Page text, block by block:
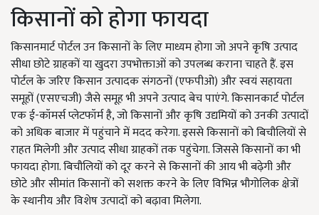
किसानों को होगा फायदा
किसानमार्ट पोर्टल उन किसानों के लिए माध्यम होगा जो अपने कृषि उत्पाद
सीधा छोटे ग्राहकों या खुदरा उपभोक्ताओं को उपलब्ध कराना चाहते हैं. इस
पोर्टल के जरिए किसान उत्पादक संगठनों (एफपीओ) और स्वयं सहायता
समूहों (एसएचजी) जैसे समूह भी अपने उत्पाद बेच पाएंगे. किसानकार्ट पोर्टल
एक ई-कॉमर्स प्लेटफॉर्म है, जो किसानों और कृषि उद्यमियों को उनकी उत्पादों
को अधिक बाजार में पहुंचाने में मदद करेगा. इससे किसानों को बिचौलियों से
राहत मिलेगी और उत्पाद सीधा ग्राहकों तक पहुंचेगा. जिससे किसानों का भी
फायदा होगा. बिचौलियों को दूर करने से किसानों की आय भी बढ़ेगी और
छोटे और सीमांत किसानों को सशक्त करने के लिए विभिन्न भौगोलिक क्षेत्रों
के स्थानीय और विशेष उत्पादों को बढ़ावा मिलेगा.